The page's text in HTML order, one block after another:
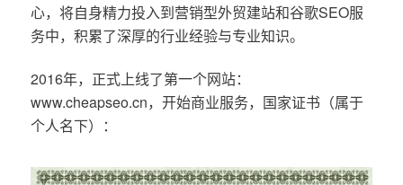
心，将自身精力投入到营销型外贸建站和谷歌SEO服
务中，积累了深厚的行业经验与专业知识。
2016年，正式上线了第一个网站：
www.cheapseo.cn，开始商业服务，国家证书（属于
个人名下）：